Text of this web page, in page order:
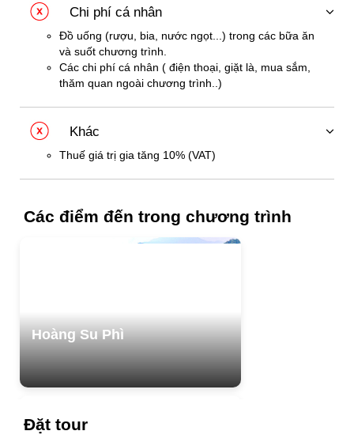
Chi phí cá nhân
Đồ uống (rượu, bia, nước ngọt...) trong các bữa ăn
và suốt chương trình.
Các chi phí cá nhân ( điện thoại, giặt là, mua sắm,
thăm quan ngoài chương trình..)
Khác
Thuế giá trị gia tăng 10% (VAT)
Các điểm đến trong chương trình
Hoàng Su Phì
Đặt tour